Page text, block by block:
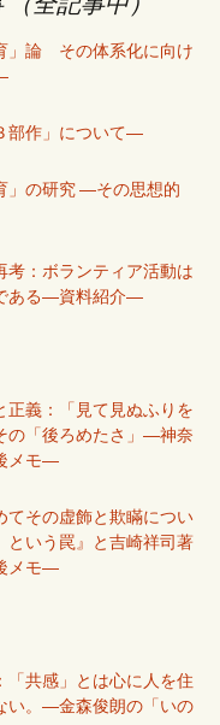
」論 その体系化に向け
部作」について―
の研究 ―その思想的
考：ボランティア活動は
ある―資料紹介―
正義：「見て見ぬふりを
の「後ろめたさ」―神奈
メモ―
てその虚飾と欺瞞につい
いう罠』と吉崎祥司著
メモ―
「共感」とは心に人を住
い。―金森俊朗の「いの